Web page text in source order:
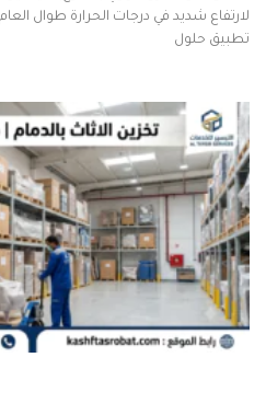
لارتفاع شديد في درجات الحرارة طوال
تطبيق حلول